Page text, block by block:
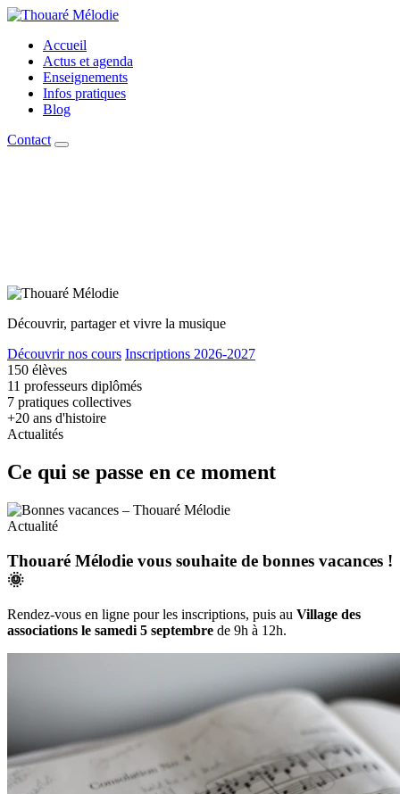
Accueil
Actus et agenda
Enseignements
Infos pratiques
Blog
Contact
Découvrir, partager et vivre la musique
Découvrir nos cours Inscriptions 2026-2027
150 élèves
11 professeurs diplômés
7 pratiques collectives
+20 ans d'histoire
Actualités
Ce qui se passe en ce moment
Actualité
Thouaré Mélodie vous souhaite de bonnes vacances !
🌞
Rendez-vous en ligne pour les inscriptions, puis au Village des
associations le samedi 5 septembre de 9h à 12h.